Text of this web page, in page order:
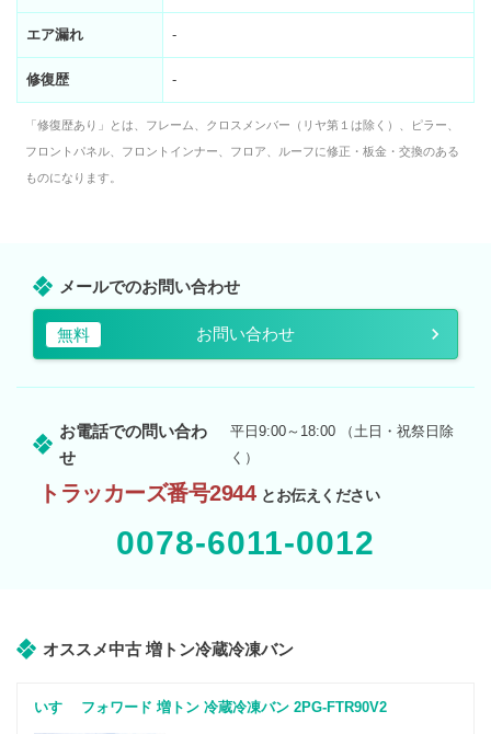
エア漏れ -
修復歴 -
「修復歴あり」とは、フレーム、クロスメンバー（リヤ第１は除く）、ピラー、
フロントパネル、フロントインナー、フロア、ルーフに修正・板金・交換のある
ものになります。
メールでのお問い合わせ
無料 お問い合わせ
お電話での問い合わ
せ
平日9:00～18:00 （土日・祝祭日除
く）
トラッカーズ番号2944 とお伝えください
0078-6011-0012
オススメ中古 増トン冷蔵冷凍バン
いすゞ フォワード 増トン 冷蔵冷凍バン 2PG-FTR90V2